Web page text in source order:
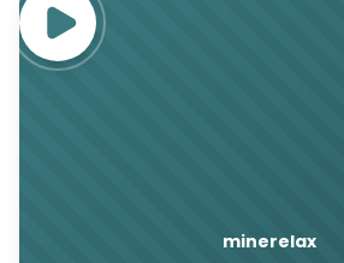
minerelax